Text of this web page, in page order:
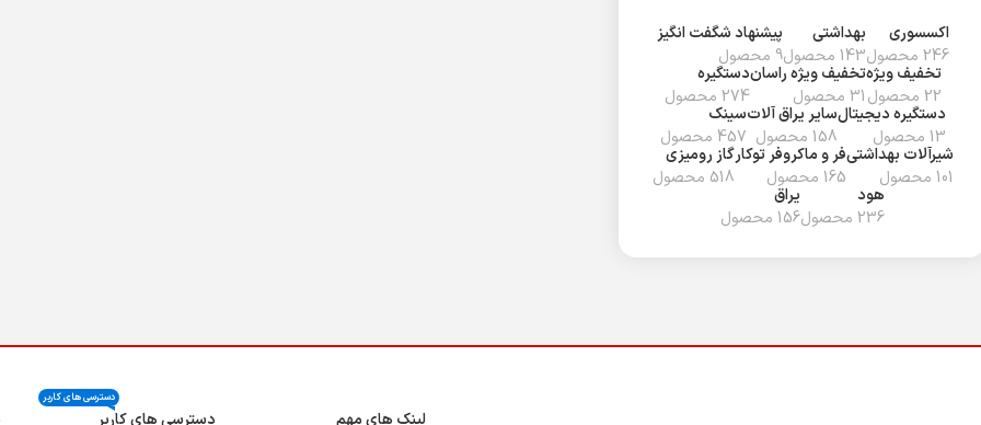
اکسسوری
246 محصول
بهداشتی
143 محصول
پیشنهاد شگفت انگیز
9 محصول
تخفیف ويژه
22 محصول
تخفیف ویژه راسان
31 محصول
دستگیره
274 محصول
دستگیره دیجیتال
13 محصول
سایر یراق آلات
158 محصول
سینک
457 محصول
شیرآلات بهداشتی
101 محصول
فر و ماکروفر توکار
165 محصول
گاز رومیزی
518 محصول
هود
236 محصول
یراق
156 محصول
لینک های مهم دسترسی های کاربر
دسترسی های کاربر